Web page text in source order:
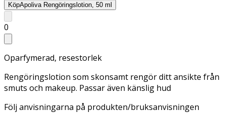
KöpApoliva Rengöringslotion, 50 ml
0
Oparfymerad, resestorlek
Rengöringslotion som skonsamt rengör ditt ansikte från
smuts och makeup. Passar även känslig hud
Följ anvisningarna på produkten/bruksanvisningen